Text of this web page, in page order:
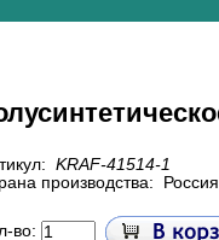
KRAF-41514-1
производства:
Россия
во: